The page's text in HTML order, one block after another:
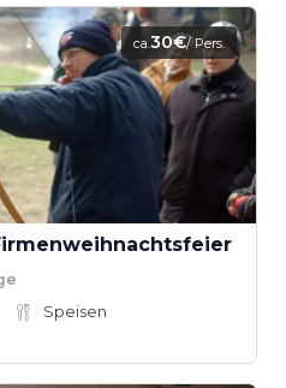
ca.30€/ Pers.
Speisen